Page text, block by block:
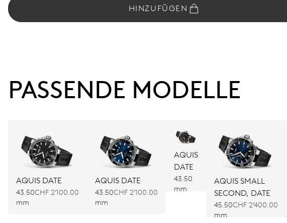
HINZUFÜGEN
PASSENDE MODELLE
AQUIS DATE
43.50
mm
CHF 2’100.00
AQUIS DATE
43.50
mm
CHF 2’100.00
AQUIS
DATE
43.50
mm
AQUIS SMALL
SECOND, DATE
45.50
mm
CHF 2’400.00